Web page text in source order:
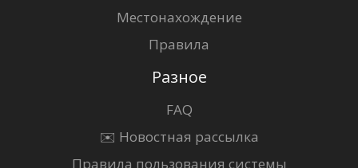
Местонахождение
Правила
Разное
FAQ
✉️ Новостная рассылка
Правила пользования системы